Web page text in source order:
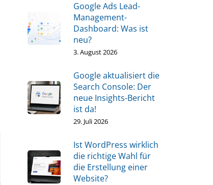
Google Ads Lead-
Management-
Dashboard: Was ist
neu?
3. August 2026
Google aktualisiert die
Search Console: Der
neue Insights-Bericht
ist da!
29. Juli 2026
Ist WordPress wirklich
die richtige Wahl für
die Erstellung einer
Website?